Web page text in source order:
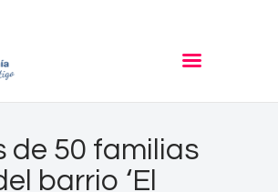
de 50 familias
barrio ‘El
SINTONIA